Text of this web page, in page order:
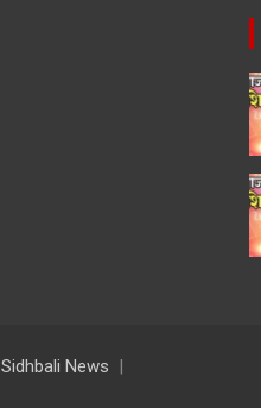
Sidhbali News